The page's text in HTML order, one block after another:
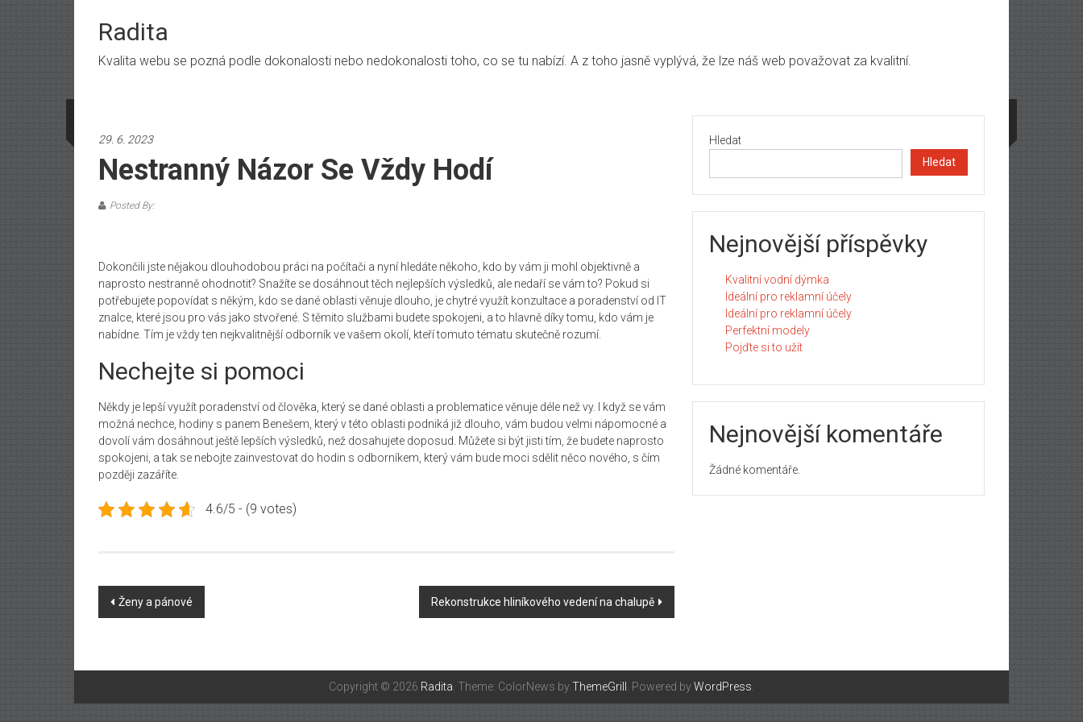
contentRadita
Kvalita webu se pozná podle dokonalosti nebo nedokonalosti toho, co se tu nabízí. A z toho jasně vyplývá, že lze náš web považovat za kvalitní.
29. 6. 2023
Nestranný Názor Se Vždy Hodí
Posted By:
Dokončili jste nějakou dlouhodobou práci na počítači a nyní hledáte někoho, kdo by vám ji mohl objektivně a
naprosto nestranně ohodnotit? Snažíte se dosáhnout těch nejlepších výsledků, ale nedaří se vám to? Pokud si
potřebujete popovídat s někým, kdo se dané oblasti věnuje dlouho, je chytré využít konzultace a poradenství od IT
znalce , které jsou pro vás jako stvořené. S těmito službami budete spokojeni, a to hlavně díky tomu, kdo vám je
nabídne. Tím je vždy ten nejkvalitnější odborník ve vašem okolí, kteří tomuto tématu skutečně rozumí.
Nechejte si pomoci
Někdy je lepší využít poradenství od člověka, který se dané oblasti a problematice věnuje déle než vy. I když se vám
možná nechce, hodiny s panem Benešem, který v této oblasti podniká již dlouho, vám budou velmi nápomocné a
dovolí vám dosáhnout ještě lepších výsledků, než dosahujete doposud. Můžete si být jisti tím, že budete naprosto
spokojeni, a tak se nebojte zainvestovat do hodin s odborníkem, který vám bude moci sdělit něco nového, s čím
později zazáříte.
4.6/5 - (9 votes)
Post
Ženy a pánové Rekonstrukce hliníkového vedení na chalupě
Hledat
Hledat
Nejnovější příspěvky
Kvalitní vodní dýmka
Ideální pro reklamní účely
Ideální pro reklamní účely
Perfektní modely
Pojďte si to užít
Nejnovější komentáře
Žádné komentáře.
Copyright © 2026 Radita . Theme: ColorNews byThemeGrill . Powered byWordPress